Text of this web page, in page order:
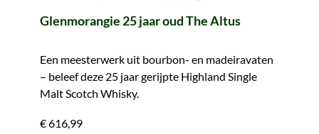
Glenmorangie 25 jaar oud The Altus
Een meesterwerk uit bourbon- en madeiravaten
– beleef deze 25 jaar gerijpte Highland Single
Malt Scotch Whisky.
€ 616,99